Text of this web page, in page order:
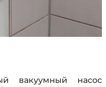
вакуумный насос